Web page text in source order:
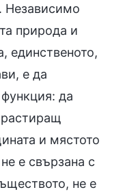
Независимо
природа и
единственото,
е да
да
и мястото
е свързана с
не е